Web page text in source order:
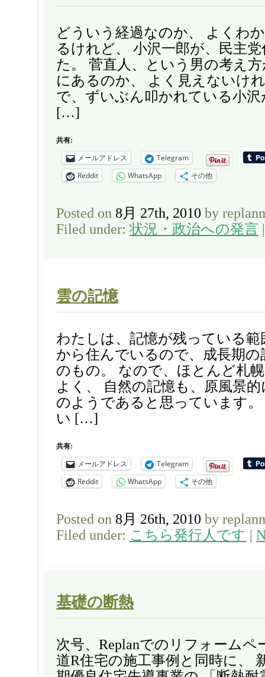
どういう経過なのか、 よくわ
るけれど、 小沢一郎が、民主
た。 菅直人、という男の考え
にあるのか、 よく見えないけ
で、ずいぶん叩かれている小
[…]
共有:
メールアドレス
Telegram
Reddit
WhatsApp その他
Posted on 8月 27th, 2010 by
Filed under:状況・政治への発言
雲の記憶
わたしは、記憶が残っている範
から住んでいるので、成長期
のもの。 なので、ほとんど札
よく、 自然の記憶も、原風景
のようであると思っています
い […]
共有:
メールアドレス
Telegram
Reddit
WhatsApp その他
Posted on 8月 26th, 2010 by
Filed under: こちら発行人です
基礎の断熱
次号、Replanでのリフォームペ
道R住宅の施工事例と同時に、